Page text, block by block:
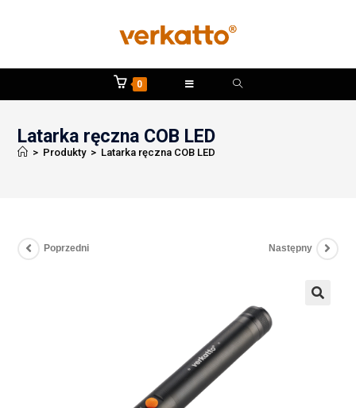
0
Latarka ręczna COB LED
> Produkty > Latarka ręczna COB LED
Poprzedni Następny